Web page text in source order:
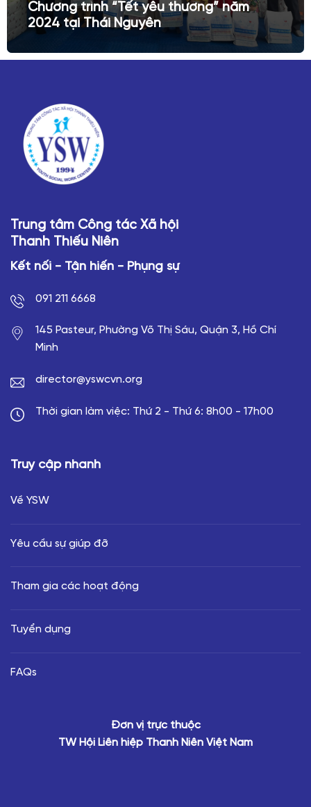
Chương trình “Tết yêu thương” năm
2024 tại Thái Nguyên
Trung tâm Công tác Xã hội
Thanh Thiếu Niên
Kết nối - Tận hiến - Phụng sự
091 211 6668
145 Pasteur, Phường Võ Thị Sáu, Quận 3, Hồ Chí
Minh
director@yswcvn.org
Thời gian làm việc: Thứ 2 - Thứ 6: 8h00 - 17h00
Truy cập nhanh
Về YSW
Yêu cầu sự giúp đỡ
Tham gia các hoạt động
Tuyển dụng
FAQs
Đơn vị trực thuộc
TW Hội Liên hiệp Thanh Niên Việt Nam